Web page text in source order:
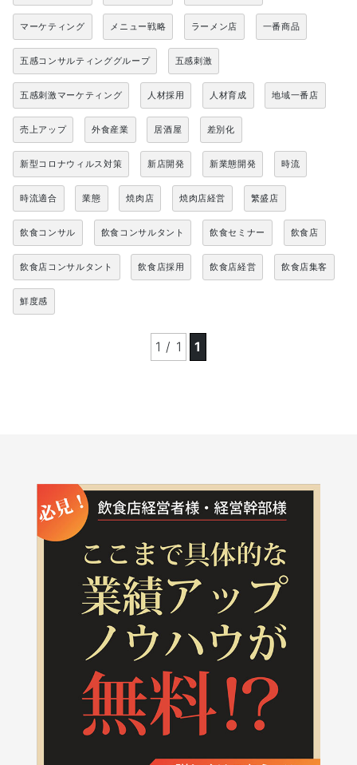
マーケティング メニュー戦略 ラーメン店 一番商品
五感コンサルティンググループ 五感刺激
五感刺激マーケティング 人材採用 人材育成 地域一番店
売上アップ 外食産業 居酒屋 差別化
新型コロナウィルス対策 新店開発 新業態開発 時流
時流適合 業態 焼肉店 焼肉店経営 繁盛店
飲食コンサル 飲食コンサルタント 飲食セミナー 飲食店
飲食店コンサルタント 飲食店採用 飲食店経営 飲食店集客
鮮度感
1 / 1 1